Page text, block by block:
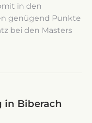
in den
genügend Punkte
bei den Masters
in Biberach